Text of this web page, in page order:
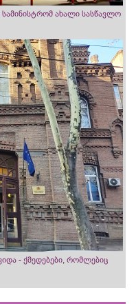
ახალი სასწავლო
- ქმედებები, რომლებიც